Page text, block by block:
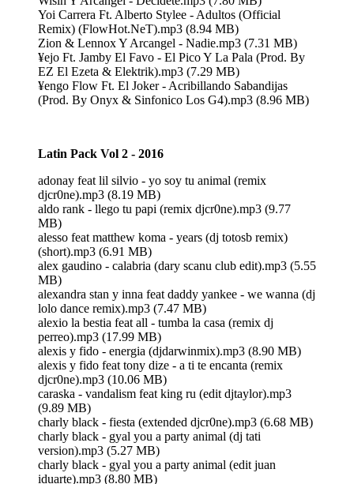
Yoi Carrera Ft. Alberto Stylee - Adultos (Official
Remix) (FlowHot.NeT).mp3 (8.94 MB)
Zion & Lennox Y Arcangel - Nadie.mp3 (7.31 MB)
¥ejo Ft. Jamby El Favo - El Pico Y La Pala (Prod. By
EZ El Ezeta & Elektrik).mp3 (7.29 MB)
¥engo Flow Ft. El Joker - Acribillando Sabandijas
(Prod. By Onyx & Sinfonico Los G4).mp3 (8.96 MB)
Latin Pack Vol 2 - 2016
adonay feat lil silvio - yo soy tu animal (remix
djcr0ne).mp3 (8.19 MB)
aldo rank - llego tu papi (remix djcr0ne).mp3 (9.77
MB)
alesso feat matthew koma - years (dj totosb remix)
(short).mp3 (6.91 MB)
alex gaudino - calabria (dary scanu club edit).mp3 (5.55
MB)
alexandra stan y inna feat daddy yankee - we wanna (dj
lolo dance remix).mp3 (7.47 MB)
alexio la bestia feat all - tumba la casa (remix dj
perreo).mp3 (17.99 MB)
alexis y fido - energia (djdarwinmix).mp3 (8.90 MB)
alexis y fido feat tony dize - a ti te encanta (remix
djcr0ne).mp3 (10.06 MB)
caraska - vandalism feat king ru (edit djtaylor).mp3
(9.89 MB)
charly black - fiesta (extended djcr0ne).mp3 (6.68 MB)
charly black - gyal you a party animal (dj tati
version).mp3 (5.27 MB)
charly black - gyal you a party animal (edit juan
iduarte).mp3 (8.80 MB)